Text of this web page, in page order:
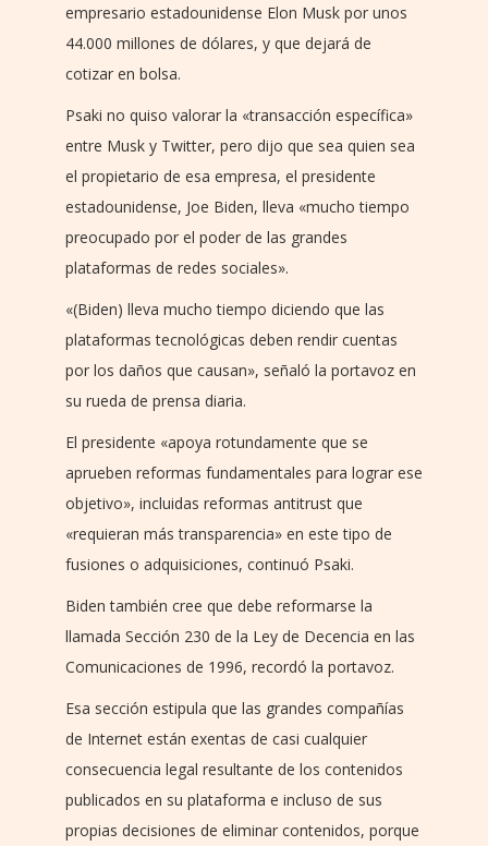
empresario estadounidense Elon Musk por unos
44.000 millones de dólares, y que dejará de
cotizar en bolsa.
Psaki no quiso valorar la «transacción específica»
entre Musk y Twitter, pero dijo que sea quien sea
el propietario de esa empresa, el presidente
estadounidense, Joe Biden, lleva «mucho tiempo
preocupado por el poder de las grandes
plataformas de redes sociales».
«(Biden) lleva mucho tiempo diciendo que las
plataformas tecnológicas deben rendir cuentas
por los daños que causan», señaló la portavoz en
su rueda de prensa diaria.
El presidente «apoya rotundamente que se
aprueben reformas fundamentales para lograr ese
objetivo», incluidas reformas antitrust que
«requieran más transparencia» en este tipo de
fusiones o adquisiciones, continuó Psaki.
Biden también cree que debe reformarse la
llamada Sección 230 de la Ley de Decencia en las
Comunicaciones de 1996, recordó la portavoz.
Esa sección estipula que las grandes compañías
de Internet están exentas de casi cualquier
consecuencia legal resultante de los contenidos
publicados en su plataforma e incluso de sus
propias decisiones de eliminar contenidos, porque